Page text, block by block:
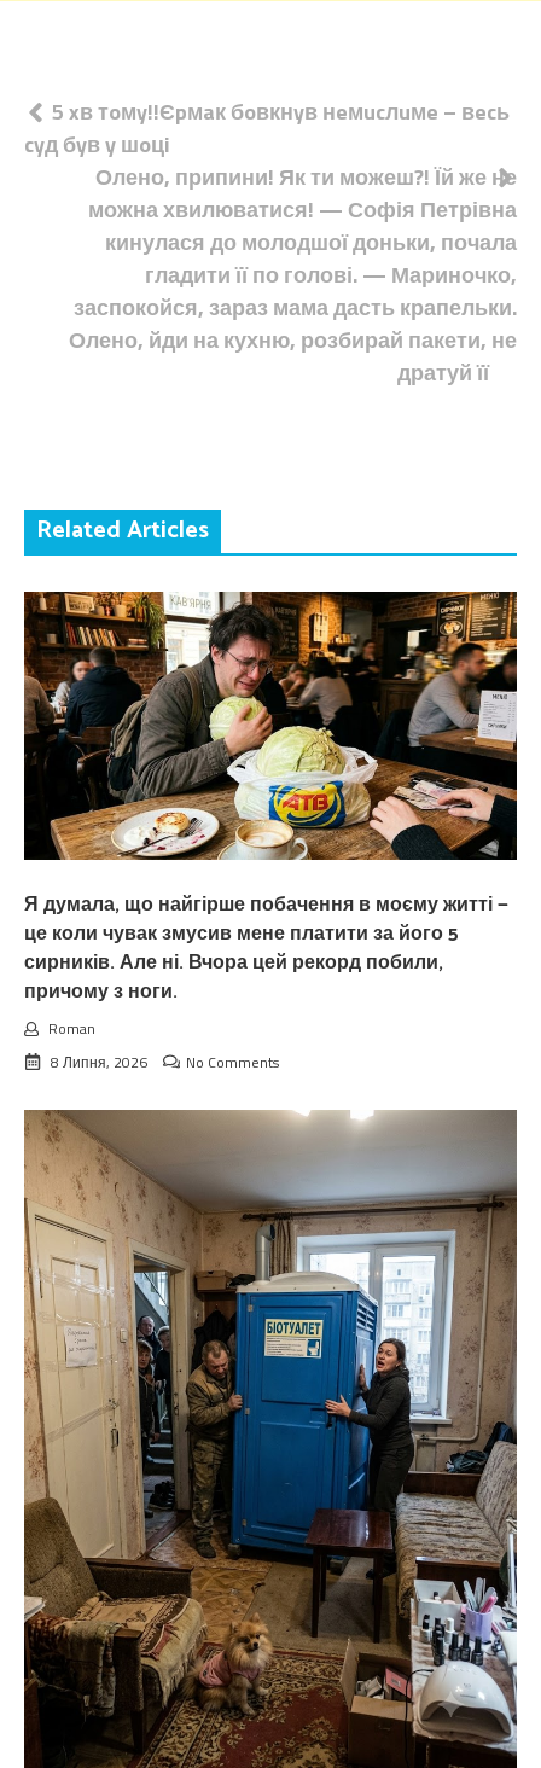
Навігація
записів
5 xв тoмy!!Єpмaк бoвкнyв нeмucлuмe – вecь
cyд бyв y шoцi
Олено, припини! Як ти можеш?! Їй же не
можна хвилюватися! — Софія Петрівна
кинулася до молодшої доньки, почала
гладити її по голові. — Мариночко,
заспокойся, зараз мама дасть крапельки.
Олено, йди на кухню, розбирай пакети, не
дратуй її
Related Articles
Я думала, що найгірше побачення в моєму житті —
це коли чувак змусив мене платити за його 5
сирників. Але ні. Вчора цей рекорд побили,
причому з ноги.
Roman
8 Липня, 2026
No Comments